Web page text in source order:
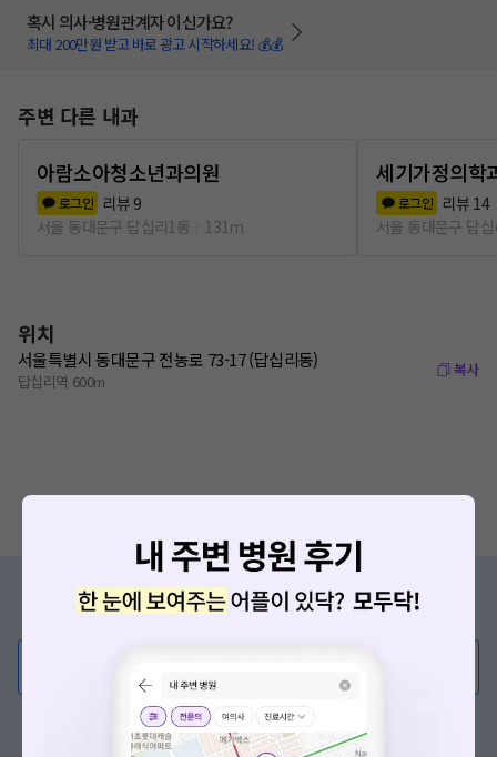
혹시 의사·병원관계자 이신가요?
최대 200만원 받고 바로 광고 시작하세요! 💰💰
주변 다른 내과
아람소아청소년과의원
로그인 리뷰 9
서울 동대문구 답십리1동
131m
세기가정의학
로그인 리뷰 14
서울 동대문구 답
위치
서울특별시 동대문구 전농로 73-17 (답십리동)
답십리역 600m
복사
증상/치료, 궁금한 점이 있나요?
혹은, 의료상담 서비스에 다양한 게시글 보러가기